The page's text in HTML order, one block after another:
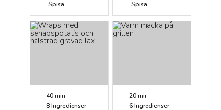
Spisa Spisa
40 min
8Ingredienser
20 min
6Ingredienser